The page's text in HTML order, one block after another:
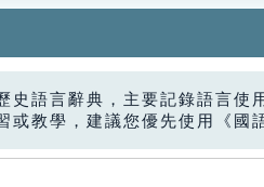
史語言辭典，主要記錄語言
或教學，建議您優先使用《國